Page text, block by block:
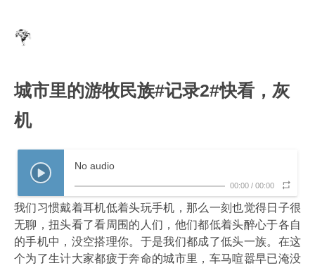
城市里的游牧民族#记录2#快看，灰
机
No audio
00:00 / 00:00
我们习惯戴着耳机低着头玩手机，那么一刻也觉得日子很
无聊，扭头看了看周围的人们，他们都低着头醉心于各自
的手机中，没空搭理你。于是我们都成了低头一族。在这
个为了生计大家都疲于奔命的城市里，车马喧嚣早已淹没